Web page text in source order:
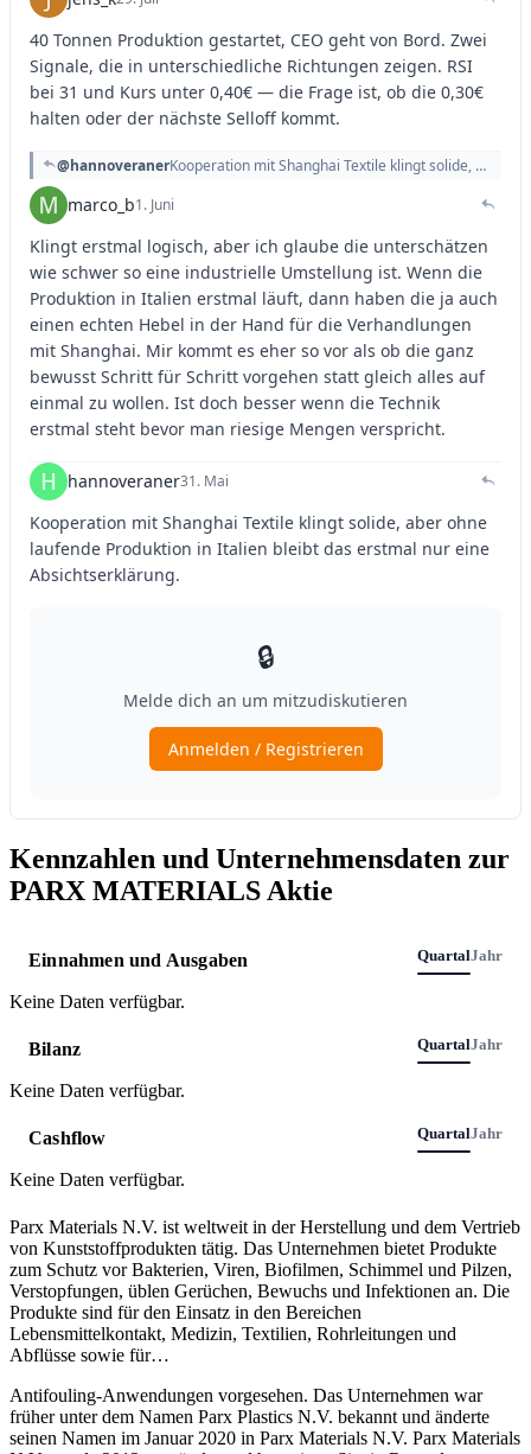
Kennzahlen und Unternehmensdaten zur
PARX MATERIALS Aktie
Einnahmen und Ausgaben QuartalJahr
Keine Daten verfügbar.
Bilanz QuartalJahr
Keine Daten verfügbar.
Cashflow QuartalJahr
Keine Daten verfügbar.
Parx Materials N.V. ist weltweit in der Herstellung und dem Vertrieb
von Kunststoffprodukten tätig. Das Unternehmen bietet Produkte
zum Schutz vor Bakterien, Viren, Biofilmen, Schimmel und Pilzen,
Verstopfungen, üblen Gerüchen, Bewuchs und Infektionen an. Die
Produkte sind für den Einsatz in den Bereichen
Lebensmittelkontakt, Medizin, Textilien, Rohrleitungen und
Abflüsse sowie für…
Antifouling-Anwendungen vorgesehen. Das Unternehmen war
früher unter dem Namen Parx Plastics N.V. bekannt und änderte
seinen Namen im Januar 2020 in Parx Materials N.V. Parx Materials